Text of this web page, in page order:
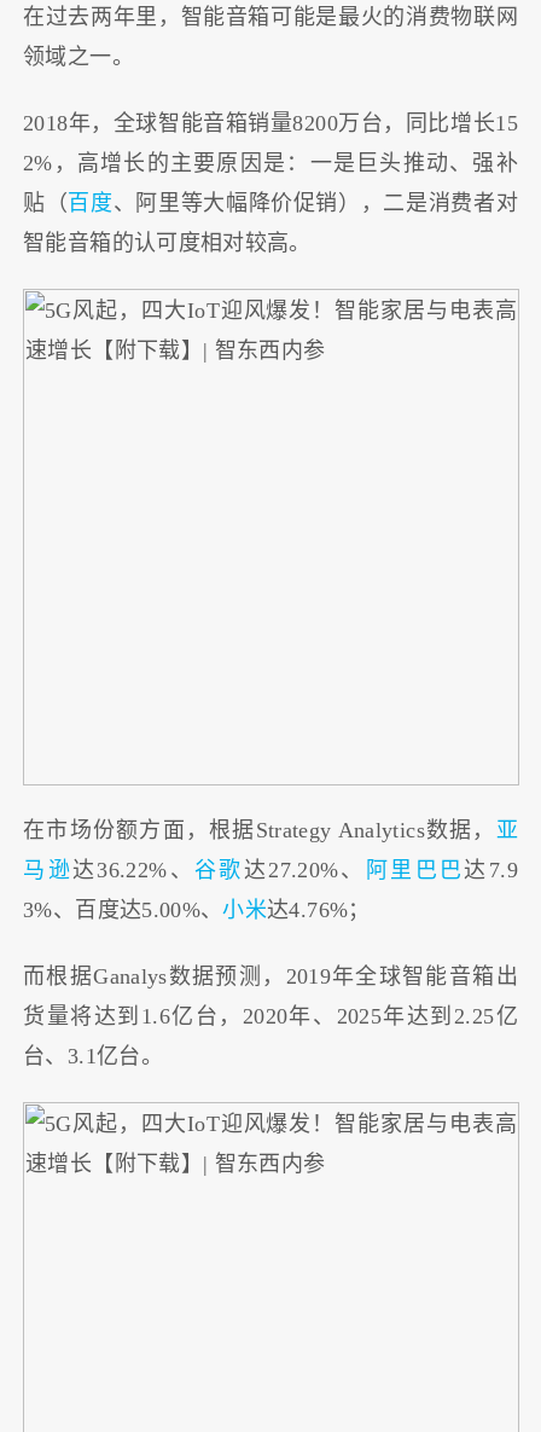
在过去两年里，智能音箱可能是最火的消费物联网
领域之一。
2018年，全球智能音箱销量8200万台，同比增长15
2%，高增长的主要原因是：一是巨头推动、强补
贴（百度、阿里等大幅降价促销），二是消费者对
智能音箱的认可度相对较高。
在市场份额方面，根据Strategy Analytics数据， 亚
马逊达36.22%、 谷歌达27.20%、 阿里巴巴达7.9
3%、百度达5.00%、小米达4.76%；
而根据Ganalys数据预测，2019年全球智能音箱出
货量将达到1.6亿台，2020年、2025年达到2.25亿
台、3.1亿台。